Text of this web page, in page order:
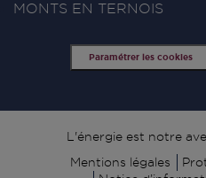
MONTS EN TERNOIS
Paramétrer les cookies
Signature
L'énergie est notre
Mentions légales